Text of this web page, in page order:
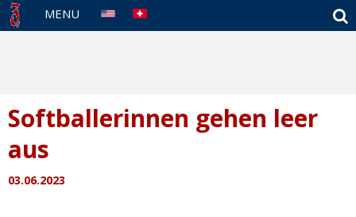
MENU
Softballerinnen gehen leer
aus
03.06.2023